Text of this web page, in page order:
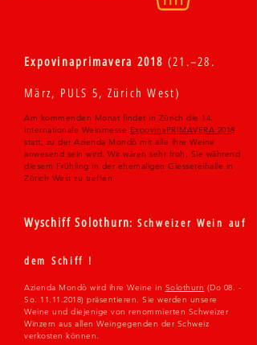
Expovinaprimavera 2018 (21.–28.
März, PULS 5, Zürich West)
Am kommenden Monat findet in Zürich die 14.
internationale Weinmesse ExpovinaPRIMAVERA 2018
statt, zu der Azienda Mondò mit alle ihre Weine
anwesend sein wird. Wir wären sehr froh, Sie während
diesem Frühling in der ehemaligen Giessereihalle in
Zürich West zu treffen.
Wyschiff Solothurn:Schweizer Wein auf
dem Schiff !
Azienda Mondò wird ihre Weine in Solothurn (Do 08. -
So. 11.11.2018) präsentieren. Sie werden unsere
Weine und diejenige von renommierten Schweizer
Winzern aus allen Weingegenden der Schweiz
verkosten können.